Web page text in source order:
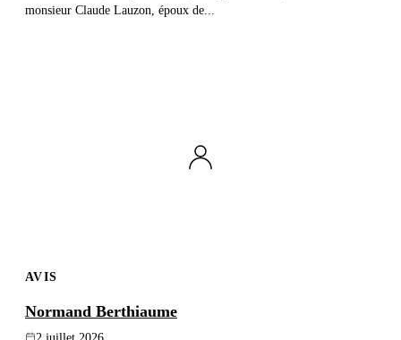
monsieur Claude Lauzon, époux de...
AVIS
Normand Berthiaume